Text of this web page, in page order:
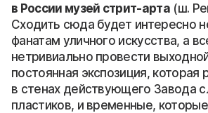
в России музей стрит-арта (ш.
Сходить сюда будет интересно
фанатам уличного искусства, а
нетривиально провести
постоянная экспозиция, которая
в стенах действующего Завода
пластиков, и временные,